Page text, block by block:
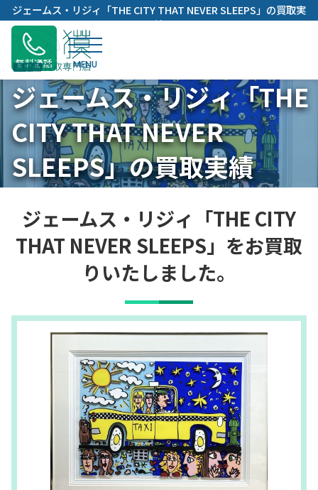
内
容
キ
ッ
プ
ジェームス・リジィ「THE CITY THAT NEVER SLEEPS」の買取実
績
無料通話
ジェームス・リジィ「THE
CITY THAT NEVER
SLEEPS」の買取実績
ジェームス・リジィ「THE CITY
THAT NEVER SLEEPS」をお買取
りいたしました。